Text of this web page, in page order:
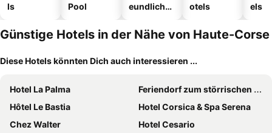
ls
Pool
eundliche
otels
els
Günstige Hotels in der Nähe von Haute-Corse
Diese Hotels könnten Dich auch interessieren ...
Hotel La Palma
Feriendorf zum störrischen Esel
Hôtel Le Bastia
Hotel Corsica & Spa Serena
Chez Walter
Hotel Cesario